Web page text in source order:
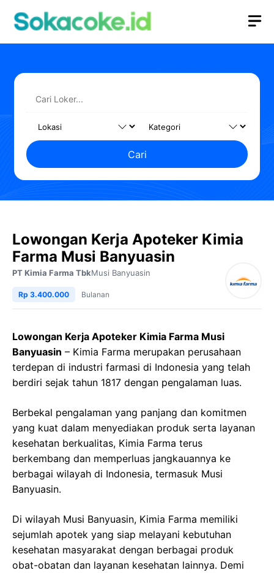
Cari
Lowongan Kerja Apoteker Kimia
Farma Musi Banyuasin
PT Kimia Farma TbkMusi Banyuasin
Rp 3.400.000 Bulanan
Lowongan Kerja Apoteker Kimia Farma Musi
Banyuasin – Kimia Farma merupakan perusahaan
terdepan di industri farmasi di Indonesia yang telah
berdiri sejak tahun 1817 dengan pengalaman luas.
Berbekal pengalaman yang panjang dan komitmen
yang kuat dalam menyediakan produk serta layanan
kesehatan berkualitas, Kimia Farma terus
berkembang dan memperluas jangkauannya ke
berbagai wilayah di Indonesia, termasuk Musi
Banyuasin.
Di wilayah Musi Banyuasin, Kimia Farma memiliki
sejumlah apotek yang siap melayani kebutuhan
kesehatan masyarakat dengan berbagai produk
obat-obatan dan layanan kesehatan lainnya. Demi